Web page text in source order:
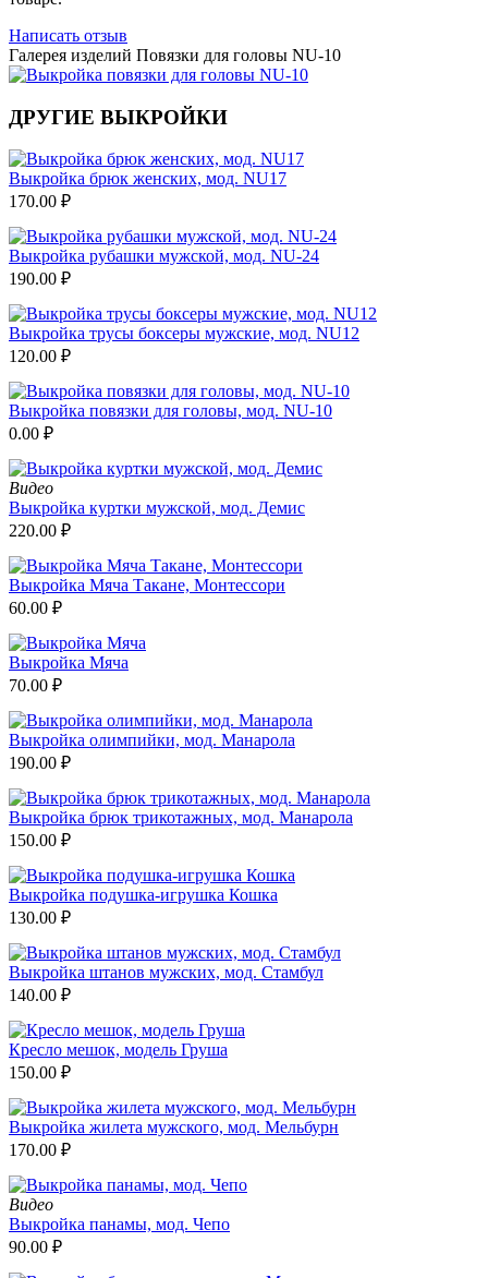
Написать отзыв
Галерея изделий Повязки для головы NU-10
ДРУГИЕ ВЫКРОЙКИ
Выкройка брюк женских, мод. NU17
170.00 ₽
Выкройка рубашки мужской, мод. NU-24
190.00 ₽
Выкройка трусы боксеры мужские, мод. NU12
120.00 ₽
Выкройка повязки для головы, мод. NU-10
0.00 ₽
Видео
Выкройка куртки мужской, мод. Демис
220.00 ₽
Выкройка Мяча Такане, Монтессори
60.00 ₽
Выкройка Мяча
70.00 ₽
Выкройка олимпийки, мод. Манарола
190.00 ₽
Выкройка брюк трикотажных, мод. Манарола
150.00 ₽
Выкройка подушка-игрушка Кошка
130.00 ₽
Выкройка штанов мужских, мод. Стамбул
140.00 ₽
Кресло мешок, модель Груша
150.00 ₽
Выкройка жилета мужского, мод. Мельбурн
170.00 ₽
Видео
Выкройка панамы, мод. Чепо
90.00 ₽